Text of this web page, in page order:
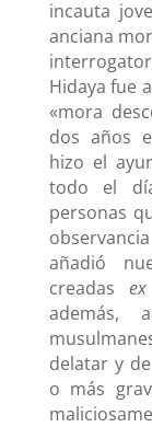
incauta
anciana
Hidaya fue
«mora
dos años
hizo el
todo el
personas
añadió
creadas
además,
delatar y
o más